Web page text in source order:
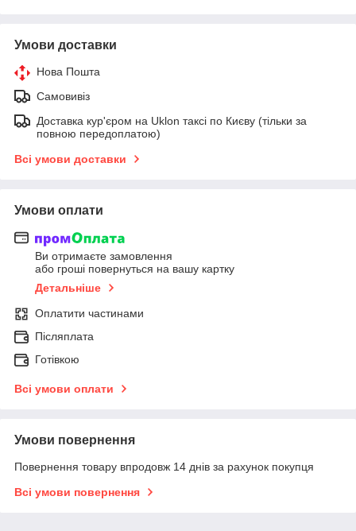
Умови доставки
Нова Пошта
Самовивіз
Доставка кур'єром на Uklon таксі по Києву (тільки за
повною передоплатою)
Всі умови доставки
Умови оплати
Ви отримаєте замовлення
або гроші повернуться на вашу картку
Детальніше
Оплатити частинами
Післяплата
Готівкою
Всі умови оплати
Умови повернення
Повернення товару впродовж 14 днів за рахунок покупця
Всі умови повернення